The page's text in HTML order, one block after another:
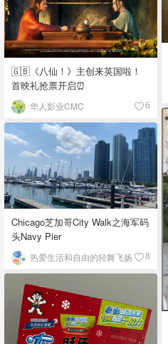
🇬🇧《八仙！》主创来英国啦！
首映礼抢票开启⏰
华人影业CMC 6
Chicago芝加哥City Walk之海军码
头Navy Pier
热爱生活和自由的轻舞飞扬 8